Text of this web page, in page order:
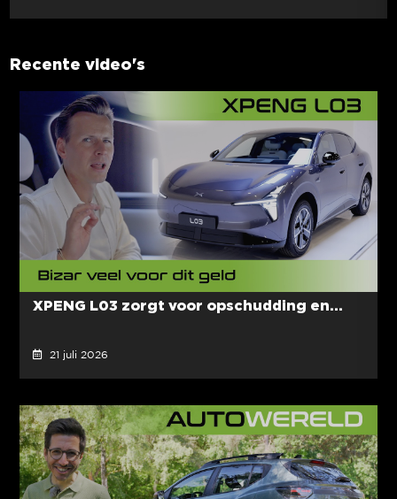
Recente video's
XPENG L03 zorgt voor opschudding en...
21 juli 2026